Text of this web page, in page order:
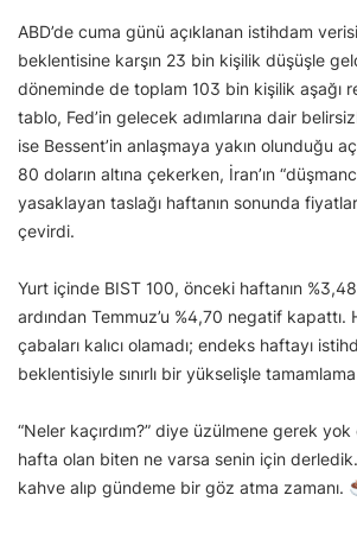
ABD’de cuma günü açıklanan istihdam
beklentisine karşın 23 bin kişilik düşüşle
döneminde de toplam 103 bin kişilik aşağı
tablo, Fed’in gelecek adımlarına dair
ise Bessent’in anlaşmaya yakın olunduğu
80 doların altına çekerken, İran’ın
yasaklayan taslağı haftanın sonunda
çevirdi.
Yurt içinde BIST 100, önceki haftanın
ardından Temmuz’u %4,70 negatif
çabaları kalıcı olamadı; endeks haftayı
beklentisiyle sınırlı bir yükselişle
“Neler kaçırdım?” diye üzülmene gerek
hafta olan biten ne varsa senin için derledik.
kahve alıp gündeme bir göz atma zamanı.